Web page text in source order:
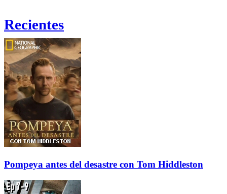
Recientes
Pompeya antes del desastre con Tom Hiddleston